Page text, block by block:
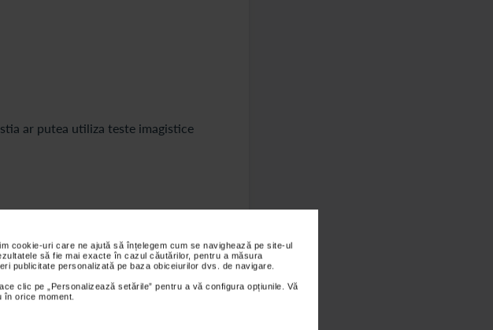
cookie-uri care ne ajută să înțelegem cum se navighează pe site-ul
să fie mai exacte în cazul căutărilor, pentru a măsura
publicitate personalizată pe baza obiceiurilor dvs. de navigare.
clic pe „Personalizează setările” pentru a vă configura opțiunile. Vă
în orice moment.
ar putea utiliza teste imagistice